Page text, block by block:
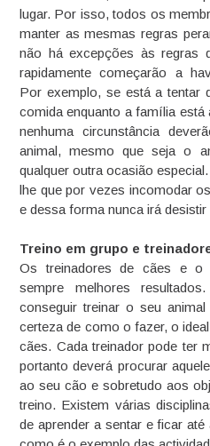
lugar. Por isso, todos os
manter as mesmas regras
não há excepções às regras
rapidamente começarão a
Por exemplo, se está a tentar
comida enquanto a família
nenhuma circunstância
animal, mesmo que seja o
qualquer outra ocasião
lhe que por vezes incomodar
e dessa forma nunca irá desistir
Treino em grupo e
Os treinadores de cães e o
sempre melhores
conseguir treinar o seu
certeza de como o fazer, o
cães. Cada treinador pode ter
portanto deverá procurar
ao seu cão e sobretudo aos
treino. Existem várias
de aprender a sentar e ficar